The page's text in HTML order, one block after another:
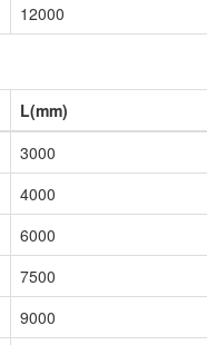
12000
L(mm)
3000
4000
6000
7500
9000